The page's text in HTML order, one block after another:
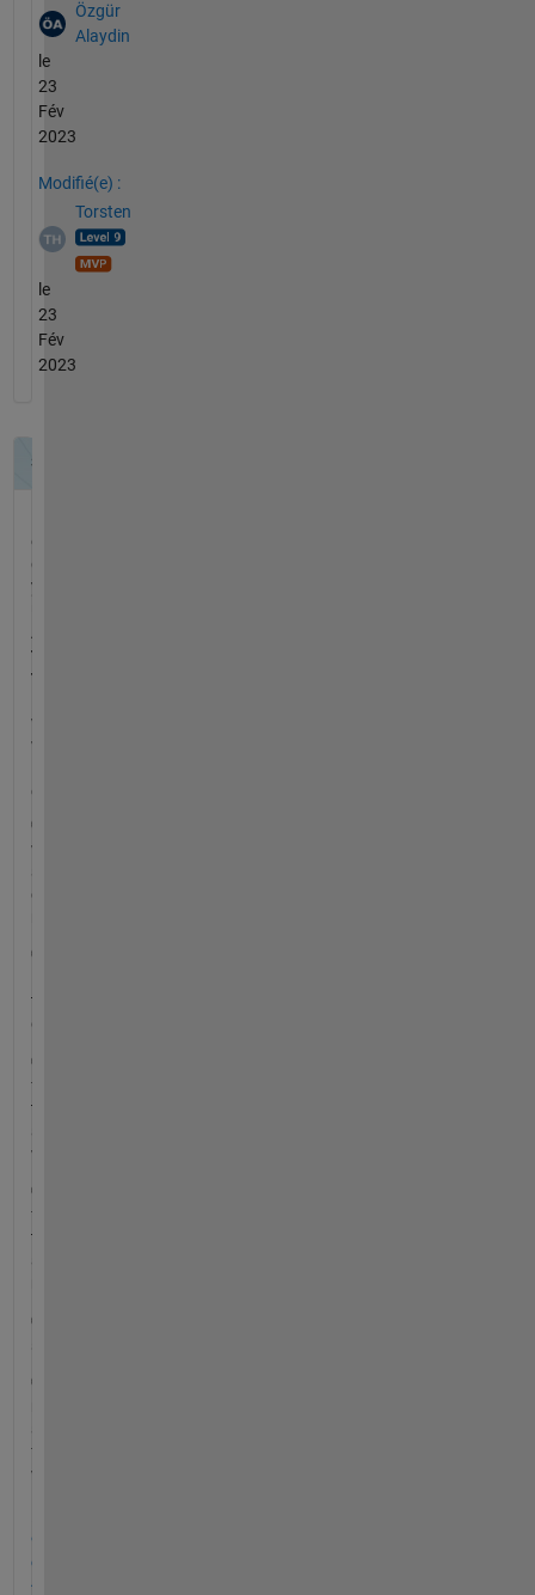
Özgür
Alaydin
le
23
Fév
2023
Modifié(e) :
Torsten
le
23
Fév
2023